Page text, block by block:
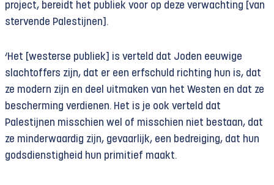
project, bereidt het publiek voor op deze verwachting [van
stervende Palestijnen].
‘Het [westerse publiek] is verteld dat Joden eeuwige
slachtoffers zijn, dat er een erfschuld richting hun is, dat
ze modern zijn en deel uitmaken van het Westen en dat ze
bescherming verdienen. Het is je ook verteld dat
Palestijnen misschien wel of misschien niet bestaan, dat
ze minderwaardig zijn, gevaarlijk, een bedreiging, dat hun
godsdienstigheid hun primitief maakt.